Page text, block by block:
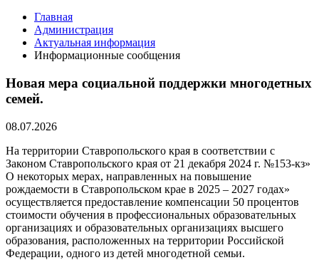
Главная
Администрация
Актуальная информация
Информационные сообщения
Новая мера социальной поддержки многодетных
семей.
08.07.2026
На территории Ставропольского края в соответствии с
Законом Ставропольского края от 21 декабря 2024 г. №153-кз»
О некоторых мерах, направленных на повышение
рождаемости в Ставропольском крае в 2025 – 2027 годах»
осуществляется предоставление компенсации 50 процентов
стоимости обучения в профессиональных образовательных
организациях и образовательных организациях высшего
образования, расположенных на территории Российской
Федерации, одного из детей многодетной семьи.